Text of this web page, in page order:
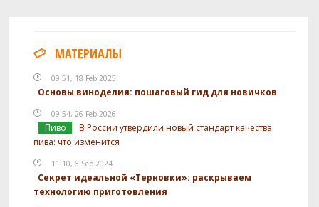
МАТЕРИАЛЫ
09:51, 18 Feb 2025
Основы виноделия: пошаговый гид для новичков
09:54, 26 Feb 2026
Пиво
В России утвердили новый стандарт качества
пива: что изменится
11:10, 6 Sep 2024
Секрет идеальной «Терновки»: раскрываем
технологию приготовления